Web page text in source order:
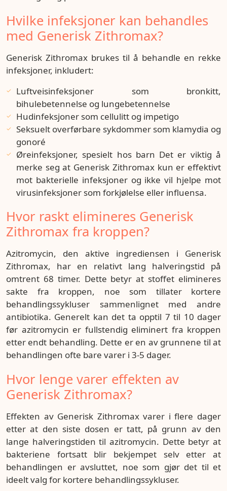
Hvilke infeksjoner kan behandles
med Generisk Zithromax?
Generisk Zithromax brukes til å behandle en rekke
infeksjoner, inkludert:
Luftveisinfeksjoner som bronkitt,
bihulebetennelse og lungebetennelse
Hudinfeksjoner som cellulitt og impetigo
Seksuelt overførbare sykdommer som klamydia og
gonoré
Øreinfeksjoner, spesielt hos barn Det er viktig å
merke seg at Generisk Zithromax kun er effektivt
mot bakterielle infeksjoner og ikke vil hjelpe mot
virusinfeksjoner som forkjølelse eller influensa.
Hvor raskt elimineres Generisk
Zithromax fra kroppen?
Azitromycin, den aktive ingrediensen i Generisk
Zithromax, har en relativt lang halveringstid på
omtrent 68 timer. Dette betyr at stoffet elimineres
sakte fra kroppen, noe som tillater kortere
behandlingssykluser sammenlignet med andre
antibiotika. Generelt kan det ta opptil 7 til 10 dager
før azitromycin er fullstendig eliminert fra kroppen
etter endt behandling. Dette er en av grunnene til at
behandlingen ofte bare varer i 3-5 dager.
Hvor lenge varer effekten av
Generisk Zithromax?
Effekten av Generisk Zithromax varer i flere dager
etter at den siste dosen er tatt, på grunn av den
lange halveringstiden til azitromycin. Dette betyr at
bakteriene fortsatt blir bekjempet selv etter at
behandlingen er avsluttet, noe som gjør det til et
ideelt valg for kortere behandlingssykluser.